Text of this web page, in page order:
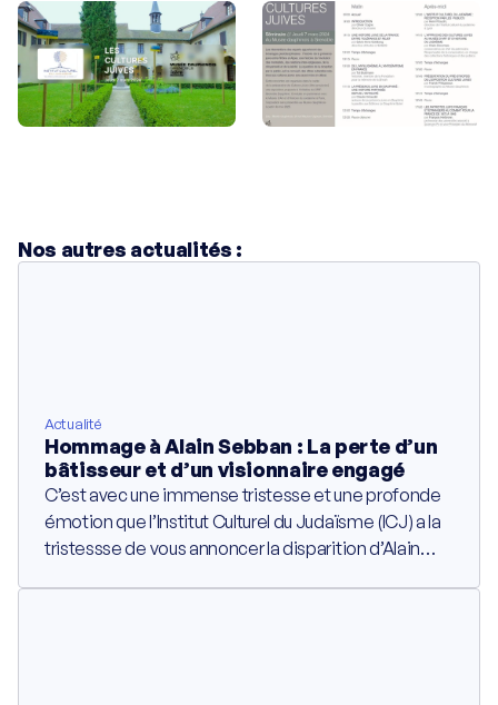
Nos autres actualités :
Actualité
Hommage à Alain Sebban : La perte d’un
bâtisseur et d’un visionnaire engagé
C’est avec une immense tristesse et une profonde
émotion que l’Institut Culturel du Judaïsme (ICJ) a la
tristessse de vous annoncer la disparition d’Alain